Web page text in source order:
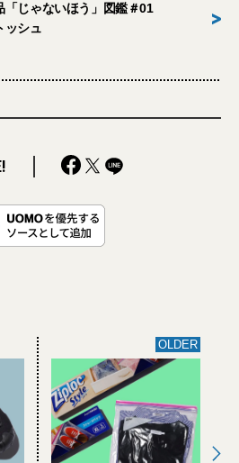
「じゃないほう」図鑑＃01
ッシュ
>
OLDER